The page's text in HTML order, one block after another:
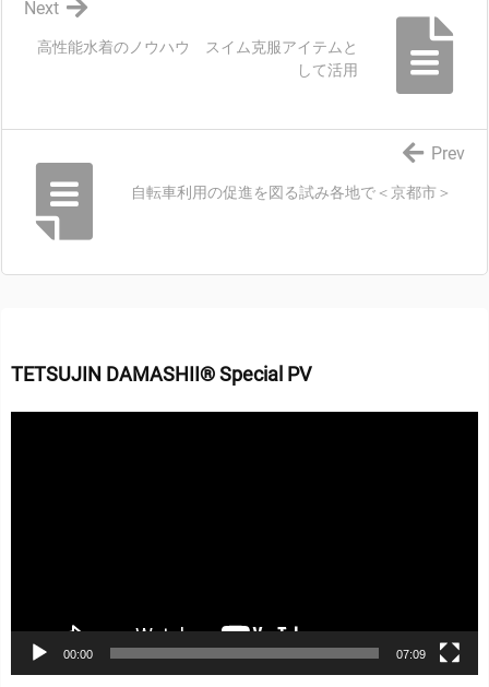
高性能水着のノウハウ スイム克服アイテムと
して活用
Next
自転車利用の促進を図る試み各地で＜京都市＞
Prev
TETSUJIN DAMASHII® Special PV
00:00 07:09